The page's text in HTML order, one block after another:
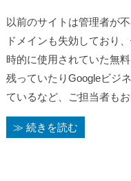
以前のサイトは管理者が
ドメインも失効しており
時的に使用されていた無
残っていたりGoogleビジ
ているなど、ご担当者も
≫ 続きを読む